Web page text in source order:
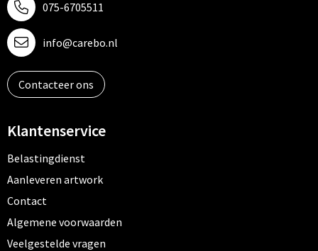
075-6705511
info@carebo.nl
Contacteer ons
Klantenservice
Belastingdienst
Aanleveren artwork
Contact
Algemene voorwaarden
Veelgestelde vragen